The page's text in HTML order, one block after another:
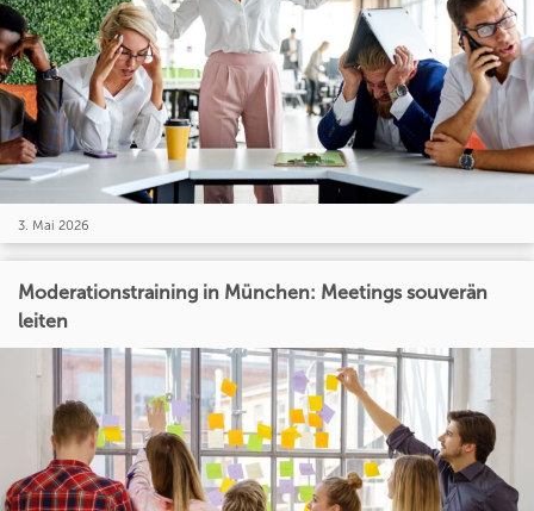
3. Mai 2026
Moderationstraining in München: Meetings souverän
leiten